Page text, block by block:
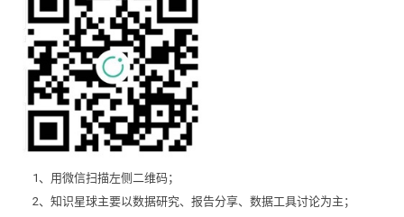
1、用微信扫描左侧二维码；
2、知识星球主要以数据研究、报告分享、数据工具讨论为主；